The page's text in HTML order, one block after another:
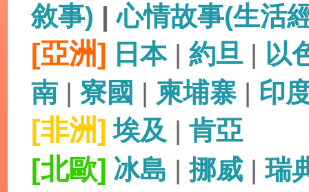
敘事) |心情故事(生活
[亞洲] 日本| 約旦 | 以
南 | 寮國 | 柬埔寨| 印
[非洲] 埃及 | 肯亞
[北歐] 冰島 |挪威 |瑞